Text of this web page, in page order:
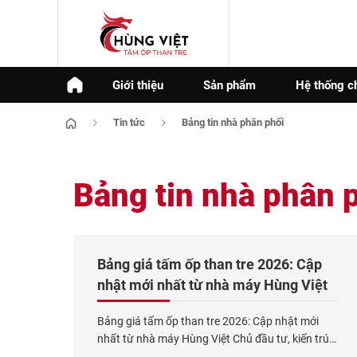
Giới thiệu Sản phẩm Hệ thống
Tin tức Bảng tin nhà phân phối
Bảng tin nhà phân
Bảng giá tấm ốp than tre 2026: Cập
nhật mới nhất từ nhà máy Hùng Việt
Bảng giá tấm ốp than tre 2026: Cập nhật mới
nhất từ nhà máy Hùng Việt Chủ đầu tư, kiến trúc